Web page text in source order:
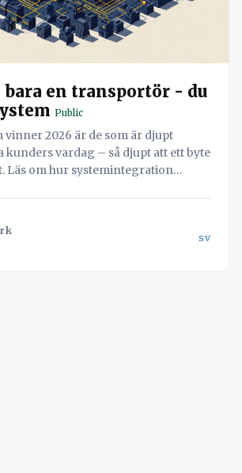
bara en transportör - du
Public
vinner 2026 är de som är djupt
kunders vardag – så djupt att ett byte
Läs om hur systemintegration
sv